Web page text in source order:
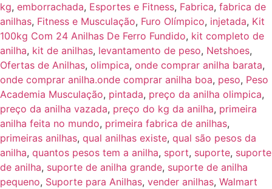
kg, emborrachada, Esportes e Fitness, Fabrica, fabrica de
anilhas, Fitness e Musculação, Furo Olímpico, injetada, Kit
100kg Com 24 Anilhas De Ferro Fundido, kit completo de
anilha, kit de anilhas, levantamento de peso, Netshoes,
Ofertas de Anilhas, olimpica, onde comprar anilha barata,
onde comprar anilha.onde comprar anilha boa, peso, Peso
Academia Musculação, pintada, preço da anilha olimpica,
preço da anilha vazada, preço do kg da anilha, primeira
anilha feita no mundo, primeira fabrica de anilhas,
primeiras anilhas, qual anilhas existe, qual são pesos da
anilha, quantos pesos tem a anilha, sport, suporte, suporte
de anilha, suporte de anilha grande, suporte de anilha
pequeno, Suporte para Anilhas, vender anilhas, Walmart